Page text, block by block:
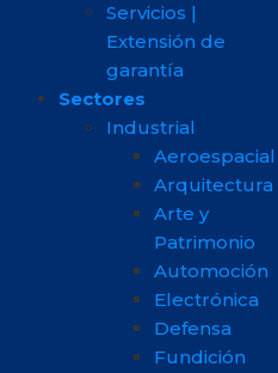
Servicios |
Extensión de
garantía
Sectores
Industrial
Aeroespacial
Arquitectura
Arte y
Patrimonio
Automoción
Electrónica
Defensa
Fundición